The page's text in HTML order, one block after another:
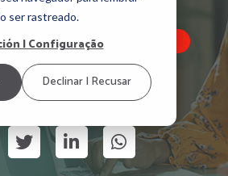
ser rastreado.
| Configuração
Declinar | Recusar
tendências de RH
Employee Benefits